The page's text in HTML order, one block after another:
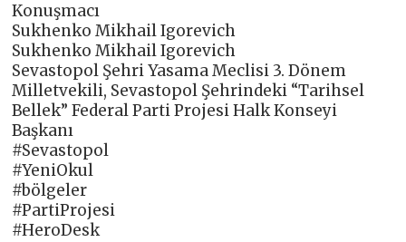
Konuşmacı
Sukhenko Mikhail Igorevich
Sukhenko Mikhail Igorevich
Sevastopol Şehri Yasama Meclisi 3. Dönem
Milletvekili, Sevastopol Şehrindeki “Tarihsel
Bellek” Federal Parti Projesi Halk Konseyi
Başkanı
#Sevastopol
#YeniOkul
#bölgeler
#PartiProjesi
#HeroDesk